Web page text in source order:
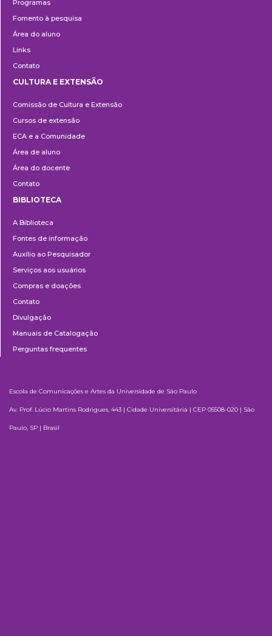
Programas
Fomento à pesquisa
Área do aluno
Links
Contato
e
Extensão
CULTURA E EXTENSÃO
Comissão de Cultura e Extensão
Cursos de extensão
ECA e a Comunidade
Área de aluno
Área do docente
Contato
BIBLIOTECA
A Biblioteca
Fontes de informação
Auxílio ao Pesquisador
Serviços aos usuários
Compras e doações
Contato
Divulgação
Manuais de Catalogação
Perguntas frequentes
Escola de Comunicações e Artes da Universidade de São Paulo
Av. Prof. Lúcio Martins Rodrigues, 443 | Cidade Universitária | CEP 05508-020 | São
Paulo, SP | Brasil